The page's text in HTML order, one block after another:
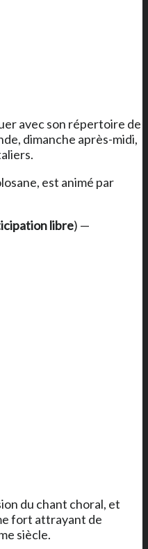
avec son répertoire de
dimanche après-midi,
est animé par
libre) —
du chant choral, et
fort attrayant de
siècle.